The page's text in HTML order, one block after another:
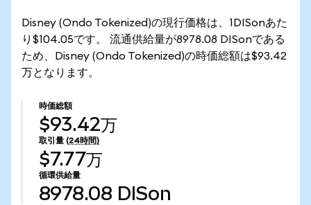
Disney (Ondo Tokenized)の現行価格は、1DISonあた
り$104.05です。 流通供給量が8978.08 DISonである
ため、Disney (Ondo Tokenized)の時価総額は$93.42
万となります。
時価総額
$93.42万
取引量 (24時間)
$7.77万
循環供給量
8978.08 DISon